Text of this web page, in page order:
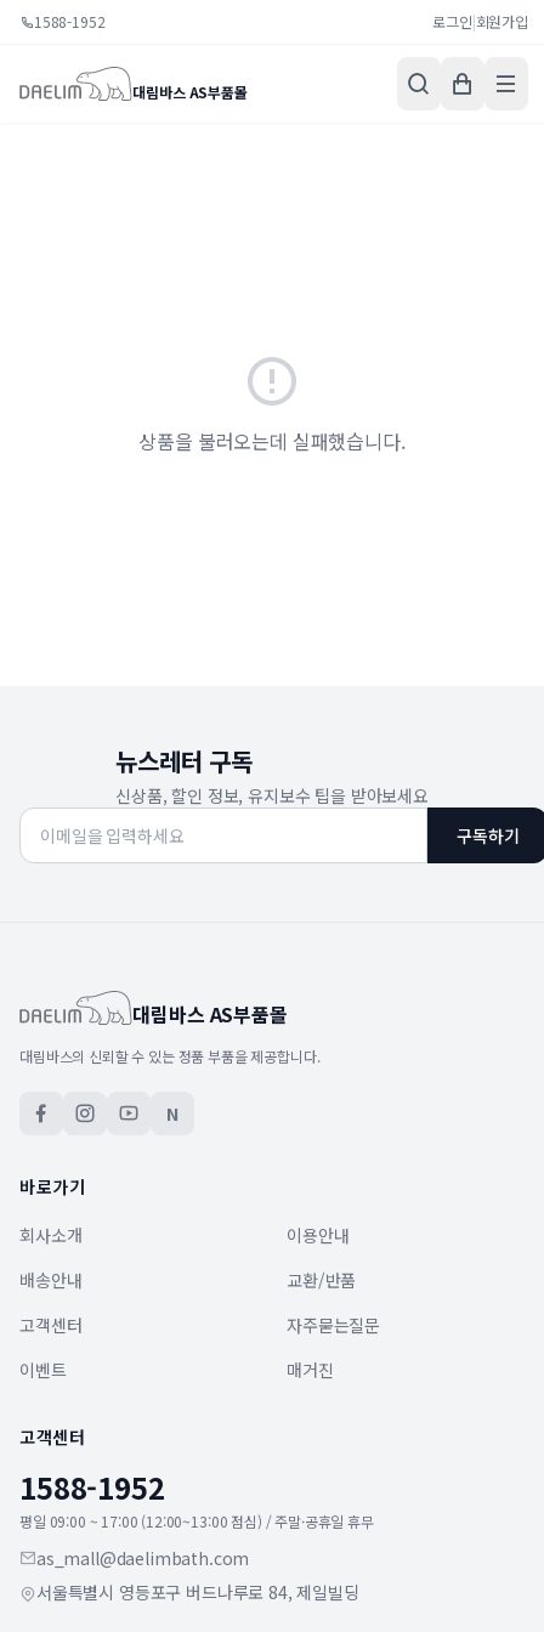
1588-1952 로그인|회원가입
대림바스 AS부품몰
상품을 불러오는데 실패했습니다.
뉴스레터 구독
신상품, 할인 정보, 유지보수 팁을 받아보세요
구독하기
대림바스 AS부품몰
대림바스의 신뢰할 수 있는 정품 부품을 제공합니다.
N
바로가기
회사소개
이용안내
배송안내
교환/반품
고객센터
자주묻는질문
이벤트
매거진
고객센터
1588-1952
평일 09:00 ~ 17:00 (12:00~13:00 점심) / 주말·공휴일 휴무
as_mall@daelimbath.com
서울특별시 영등포구 버드나루로 84, 제일빌딩